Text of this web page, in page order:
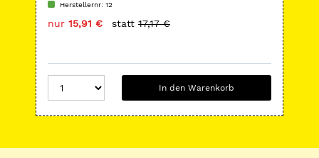
Herstellernr: 12
nur 15,91 € statt 17,17 €
In den Warenkorb